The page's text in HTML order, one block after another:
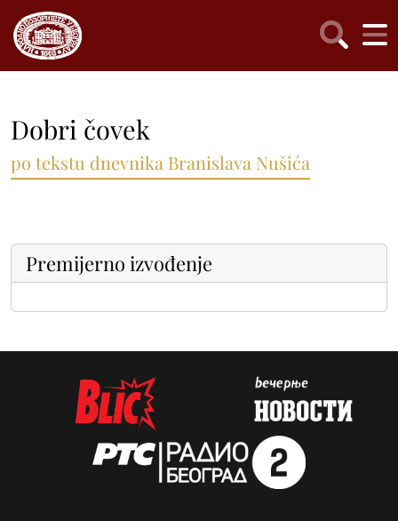
Dobri čovek
po tekstu dnevnika Branislava Nušića
Premijerno izvođenje